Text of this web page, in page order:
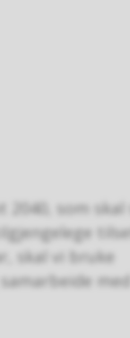
som skal
skal vi bruke
med